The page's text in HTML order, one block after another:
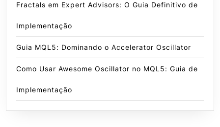
Fractals em Expert Advisors: O Guia Definitivo de
Implementação
Guia MQL5: Dominando o Accelerator Oscillator
Como Usar Awesome Oscillator no MQL5: Guia de
Implementação